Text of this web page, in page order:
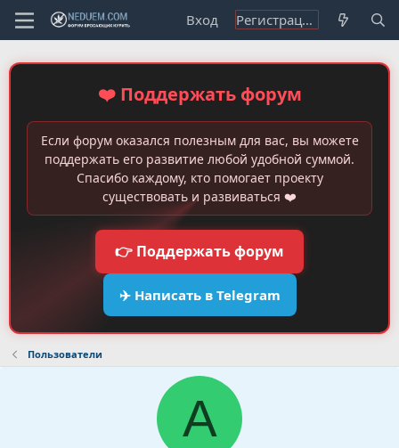
Вход Регистрация
❤️ Поддержать форум
Если форум оказался полезным для вас, вы можете
поддержать его развитие любой удобной суммой.
Спасибо каждому, кто помогает проекту
существовать и развиваться ❤️
👉 Поддержать форум
✈️ Написать в Telegram
Пользователи
A